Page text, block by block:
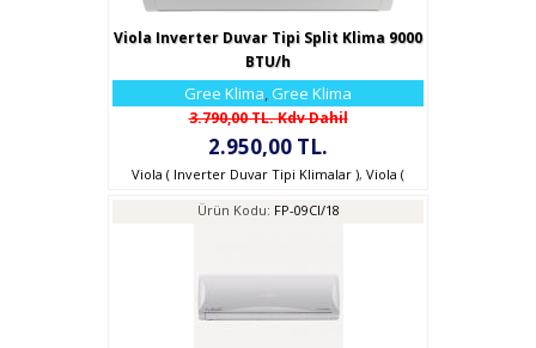
Viola Inverter Duvar Tipi Split Klima 9000
BTU/h
Gree Klima,Gree Klima
3.790,00 TL. Kdv Dahil
2.950,00 TL.
Viola ( Inverter Duvar Tipi Klimalar ), Viola (
Ürün Kodu: FP-09CI/18